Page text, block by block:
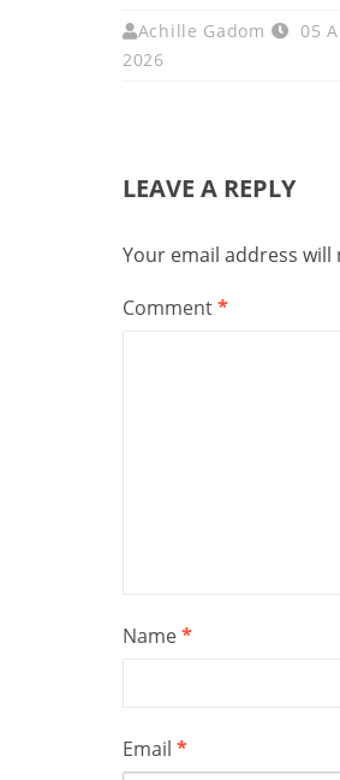
Achille Gadom
05
2026
LEAVE A REPLY
Your email address
Comment*
Name*
Email *